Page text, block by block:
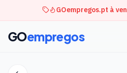
GOempregos.pt à
GOempregos